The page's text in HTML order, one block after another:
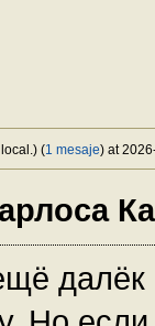
(1 mesaje) at
далёк